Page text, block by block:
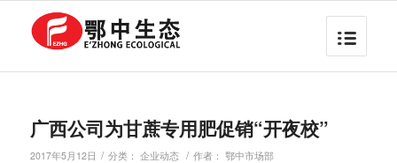
广西公司为甘蔗专用肥促销“开夜校”
2017年5月12日 / 分类： 企业动态 / 作者： 鄂中市场部